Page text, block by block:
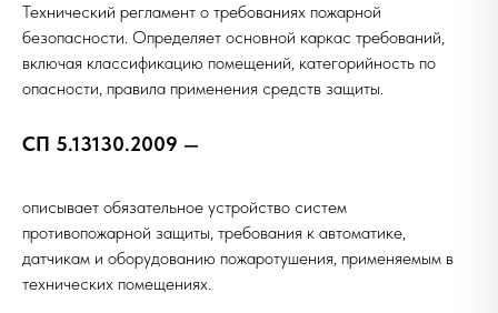
Технический регламент о требованиях пожарной
безопасности. Определяет основной каркас требований,
включая классификацию помещений, категорийность по
опасности, правила применения средств защиты.
СП 5.13130.2009 —
описывает обязательное устройство систем
противопожарной защиты, требования к автоматике,
датчикам и оборудованию пожаротушения, применяемым в
технических помещениях.